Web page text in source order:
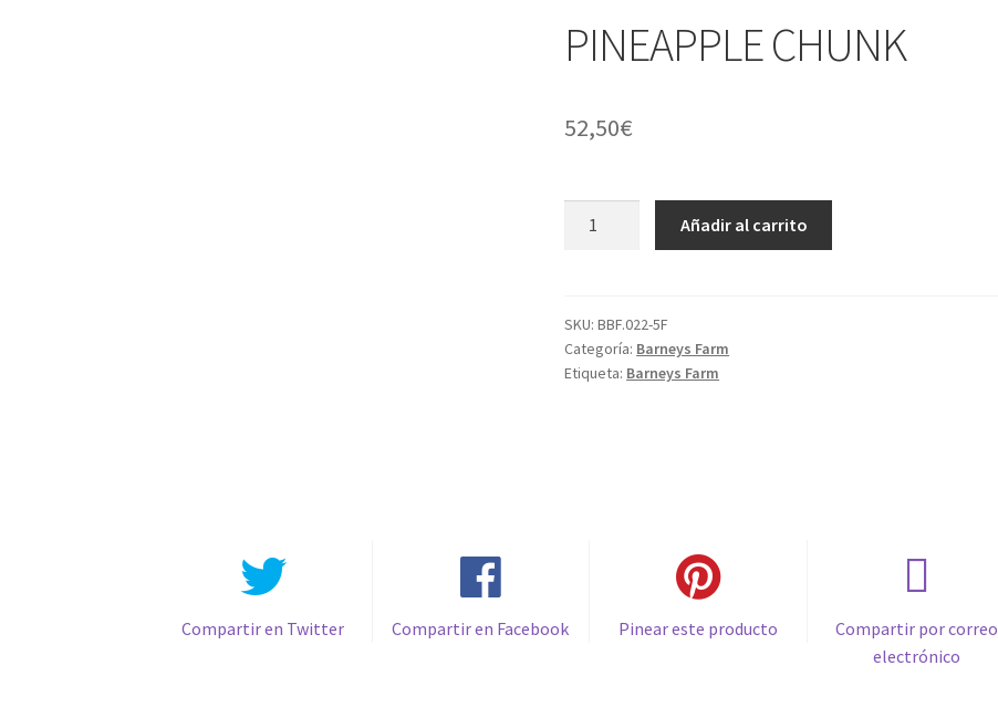
PINEAPPLE CHUNK
52,50€
Añadir al carrito
SKU:BBF.022-5F
Categoría: Barneys Farm
Etiqueta: Barneys Farm
Compartir en Twitter Compartir en Facebook Pinear este producto
Compartir por correo
electrónico